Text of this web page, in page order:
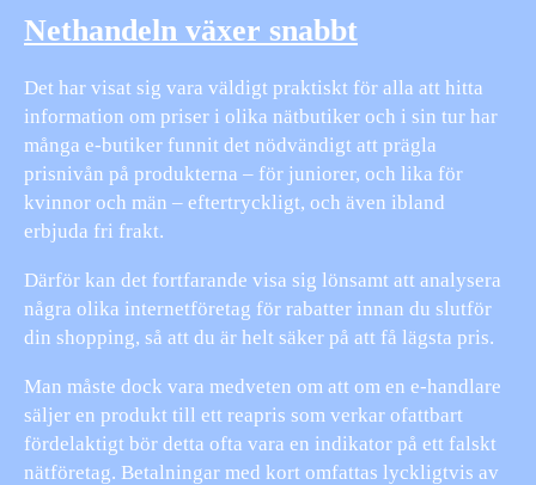
Nethandeln växer snabbt
Det har visat sig vara väldigt praktiskt för alla att hitta
information om priser i olika nätbutiker och i sin tur har
många e-butiker funnit det nödvändigt att prägla
prisnivån på produkterna – för juniorer, och lika för
kvinnor och män – eftertryckligt, och även ibland
erbjuda fri frakt.
Därför kan det fortfarande visa sig lönsamt att analysera
några olika internetföretag för rabatter innan du slutför
din shopping, så att du är helt säker på att få lägsta pris.
Man måste dock vara medveten om att om en e-handlare
säljer en produkt till ett reapris som verkar ofattbart
fördelaktigt bör detta ofta vara en indikator på ett falskt
nätföretag. Betalningar med kort omfattas lyckligtvis av